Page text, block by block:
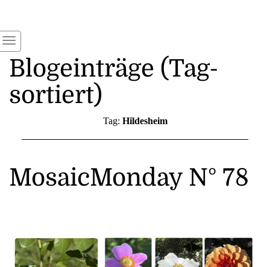
Blogeinträge (Tag-
sortiert)
Tag: Hildesheim
MosaicMonday N° 78